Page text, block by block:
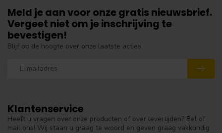
Klantenservice
Heeft u vragen over onze producten of over levertijden? Bel of
mail ons! Wij staan u graag te woord en geven graag vakkundig
Meld je aan voor onze gratis nieuwsbrief.
Vergeet niet om je inschrijving te
bevestigen!
Blijf op de hoogte over onze laatste acties